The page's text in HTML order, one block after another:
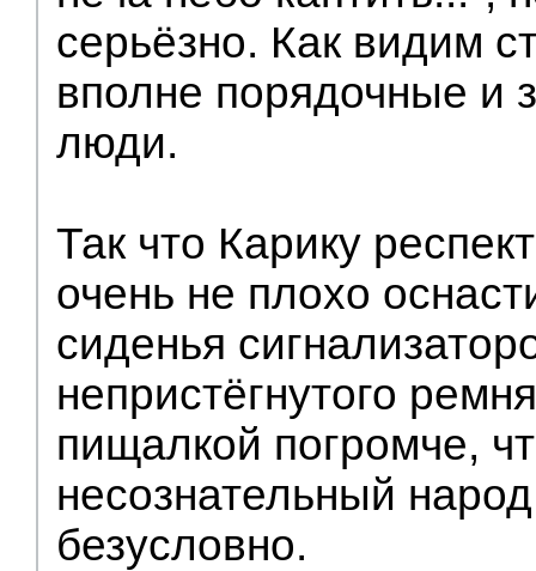
серьёзно. Как видим
вполне порядочные и
люди.
Так что Карику
очень не плохо
сиденья
непристёгнутого
пищалкой погромче,
несознательный
безусловно.